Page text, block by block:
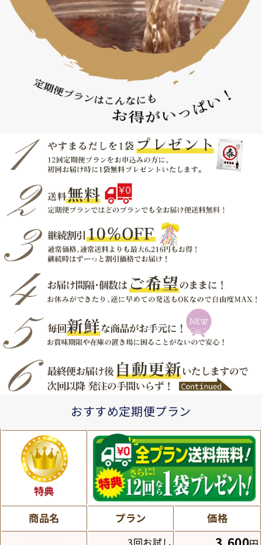
おすすめ定期便プラン
特典
商品名
プラン 価格
3回お試し